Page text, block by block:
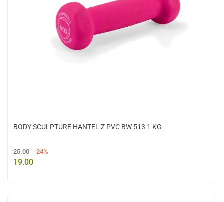
BODY SCULPTURE HANTEL Z PVC BW 513 1 KG
25.00 -24%
19.00